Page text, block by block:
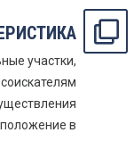
участки,
в